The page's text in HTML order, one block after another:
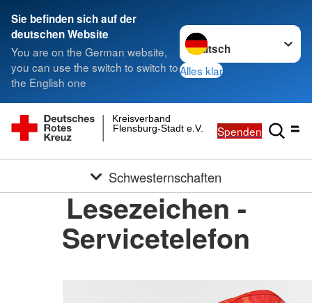
Sie befinden sich auf der
deutschen Website
You are on the German website,
you can use the switch to switch to
the English one
Sprache wechseln zu
Alles klar
Flensburg-Stadt e.V.
Kreisverband
Spenden
Schwesternschaften
Lesezeichen -
Servicetelefon